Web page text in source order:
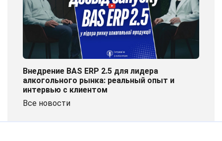
Внедрение BAS ERP 2.5 для лидера
алкогольного рынка: реальный опыт и
интервью с клиентом
Все новости